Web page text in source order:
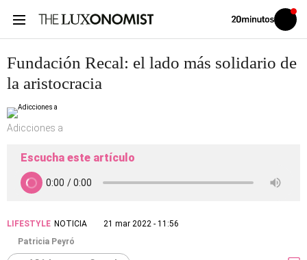
Volver
Iniciar
sesión
Fundación Recal: el lado más solidario de
la aristocracia
Adicciones a
Escucha este artículo
LIFESTYLE NOTICIA
21 mar 2022 - 11:56
Patricia Peyró